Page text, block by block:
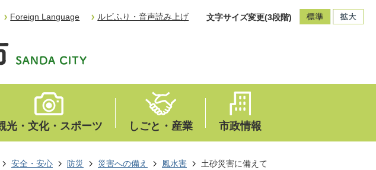
Foreign Language ルビふり・音声読み上げ 文字サイズ変更(3段階)
光・文化・スポーツ しごと・産業 市政情報
安全・安心 防災 災害への備え 風水害 土砂災害に備えて